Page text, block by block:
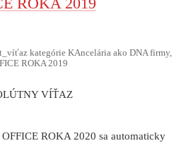
kategórie KAncelária ako DNA firmy,
ROKA 2019
VÍŤAZ
ROKA 2020 sa automaticky